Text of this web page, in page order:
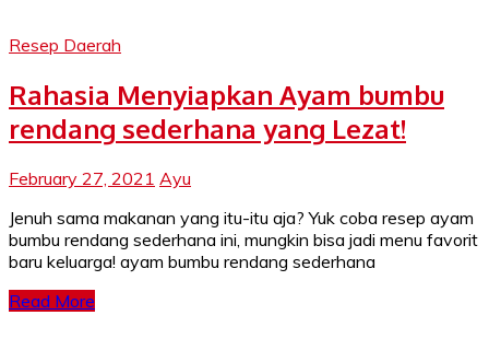
Resep Daerah
Rahasia Menyiapkan Ayam bumbu
rendang sederhana yang Lezat!
February 27, 2021 Ayu
Jenuh sama makanan yang itu-itu aja? Yuk coba resep ayam
bumbu rendang sederhana ini, mungkin bisa jadi menu favorit
baru keluarga! ayam bumbu rendang sederhana
Read More